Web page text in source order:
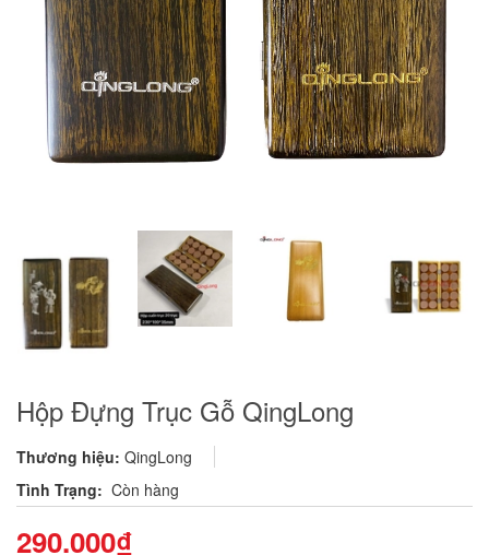
Hộp Đựng Trục Gỗ QingLong
Thương hiệu: QingLong
Tình Trạng: Còn hàng
290.000₫